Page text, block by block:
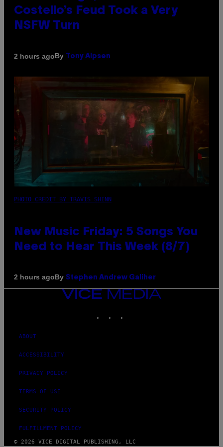
Costello’s Feud Took a Very
NSFW Turn
2 hours agoBy Tony Alpsen
PHOTO CREDIT BY TRAVIS SHINN
New Music Friday: 5 Songs You
Need to Hear This Week (8/7)
2 hours agoBy Stephen Andrew Galiher
VICE
MEDIA
ABOUT
ACCESSIBILITY
PRIVACY POLICY
TERMS OF USE
SECURITY POLICY
FULFILLMENT POLICY
© 2026 VICE DIGITAL PUBLISHING, LLC